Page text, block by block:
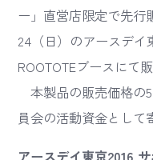
ー」直営店限定で先行
24（日）のアースデイ
ROOTOTEブースにて
本製品の販売価格の
員会の活動資金として
アースデイ東京2016